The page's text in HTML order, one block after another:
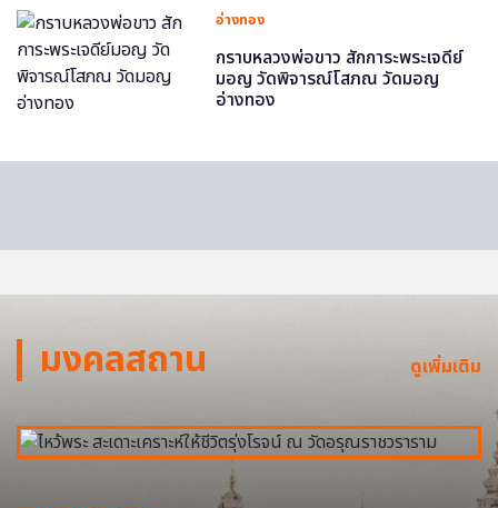
อ่างทอง
กราบหลวงพ่อขาว สักการะพระเจดีย์
มอญ วัดพิจารณ์โสภณ วัดมอญ
อ่างทอง
มงคลสถาน ดูเพิ่มเติม